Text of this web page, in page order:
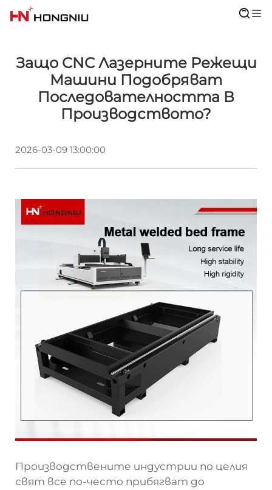
Защо CNC Лазерните Режещи
Машини Подобряват
Последователността В
Производството?
2026-03-09 13:00:00
Производствените индустрии по целия
свят все по-често прибягват до